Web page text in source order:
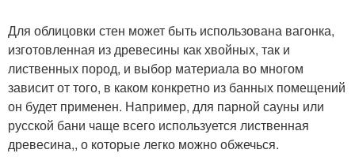
Для облицовки стен может быть использована вагонка,
изготовленная из древесины как хвойных, так и
лиственных пород, и выбор материала во многом
зависит от того, в каком конкретно из банных помещений
он будет применен. Например, для парной сауны или
русской бани чаще всего используется лиственная
древесина,, о которые легко можно обжечься.